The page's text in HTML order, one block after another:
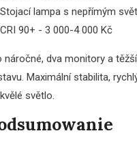
Stojací lampa s nepřímým
CRI 90+ - 3 000-4 000 Kč
náročné, dva monitory a těžší
Maximální stabilita,
světlo.